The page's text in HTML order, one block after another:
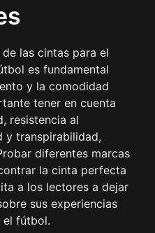
las cintas para el
es fundamental
y la comodidad
tener en cuenta
resistencia al
y transpirabilidad,
diferentes marcas
la cinta perfecta
a los lectores a dejar
sus experiencias
el fútbol.